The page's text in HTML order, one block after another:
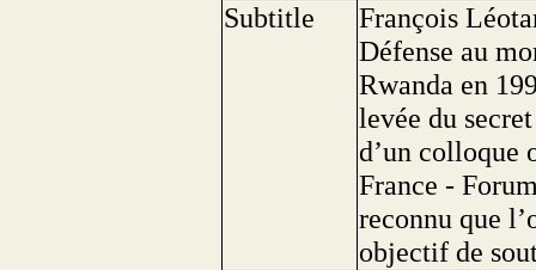
Subtitle
François
Défense au
Rwanda en
levée du
d’un colloque
France -
reconnu que
objectif de